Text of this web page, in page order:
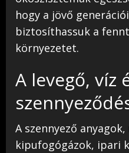
hogy a jövő
biztosíthassuk a
környezetet.
A levegő, víz
A szennyező
kipufogógázok, ipari